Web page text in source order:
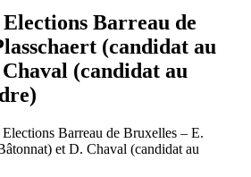
Barreau de
(candidat au
(candidat au
Barreau de Bruxelles – E.
et D. Chaval (candidat au